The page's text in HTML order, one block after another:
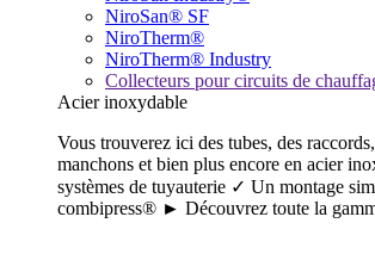
NiroSan® SF
NiroTherm®
NiroTherm® Industry
Collecteurs pour circuits de
Acier inoxydable
Vous trouverez ici des tubes, des
manchons et bien plus encore en acier
systèmes de tuyauterie ✓ Un montage
combipress® ► Découvrez toute la